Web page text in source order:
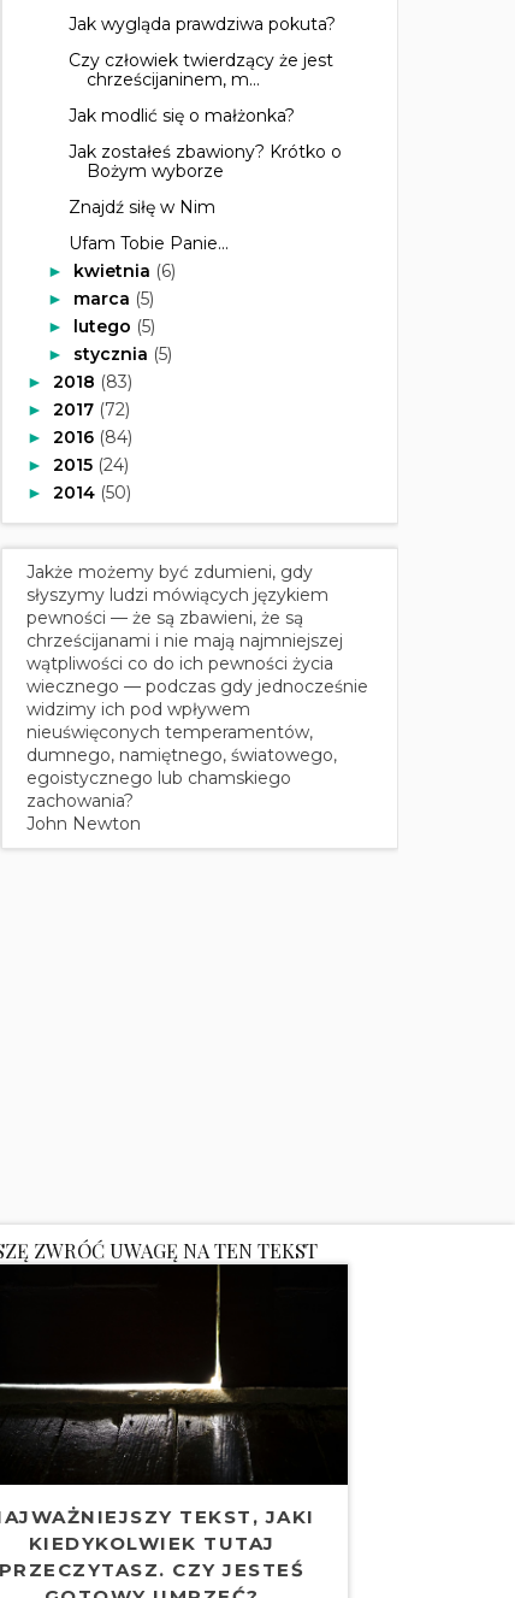
Jak wygląda prawdziwa pokuta?
Czy człowiek twierdzący że jest
chrześcijaninem, m...
Jak modlić się o małżonka?
Jak zostałeś zbawiony? Krótko o
Bożym wyborze
Znajdź siłę w Nim
Ufam Tobie Panie...
► kwietnia (6)
► marca (5)
► lutego (5)
► stycznia (5)
► 2018 (83)
► 2017 (72)
► 2016 (84)
► 2015 (24)
► 2014 (50)
Jakże możemy być zdumieni, gdy
słyszymy ludzi mówiących językiem
pewności — że są zbawieni, że są
chrześcijanami i nie mają najmniejszej
wątpliwości co do ich pewności życia
wiecznego — podczas gdy jednocześnie
widzimy ich pod wpływem
nieuświęconych temperamentów,
dumnego, namiętnego, światowego,
egoistycznego lub chamskiego
zachowania?
John Newton
ZWRÓĆ UWAGĘ NA TEN TEKST
TEKST, JAKI
KIEDYKOLWIEK TUTAJ
PRZECZYTASZ. CZY JESTEŚ